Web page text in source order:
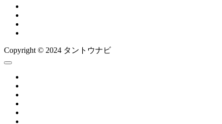
Copyright © 2024 タントウナビ